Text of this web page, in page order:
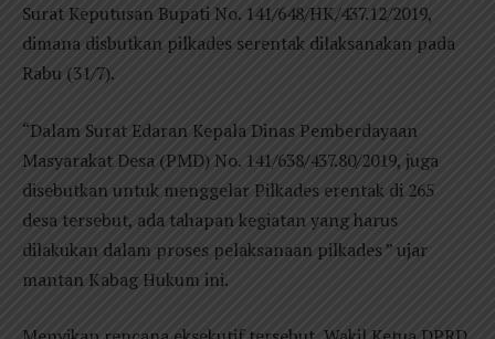
Surat Keputusan Bupati No. 141/648/HK/437.12/2019,
dimana disbutkan pilkades serentak dilaksanakan pada
Rabu (31/7).
“Dalam Surat Edaran Kepala Dinas Pemberdayaan
Masyarakat Desa (PMD) No. 141/638/437.80/2019, juga
disebutkan untuk menggelar Pilkades erentak di 265
desa tersebut, ada tahapan kegiatan yang harus
dilakukan dalam proses pelaksanaan pilkades ” ujar
mantan Kabag Hukum ini.